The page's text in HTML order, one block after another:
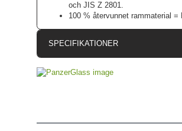
och JIS Z 2801.
100 % återvunnet rammaterial
SPECIFIKATIONER
Egenskaper